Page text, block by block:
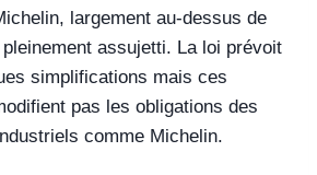
largement au‑dessus de
assujetti. La loi prévoit
simplifications mais ces
pas les obligations des
comme Michelin.